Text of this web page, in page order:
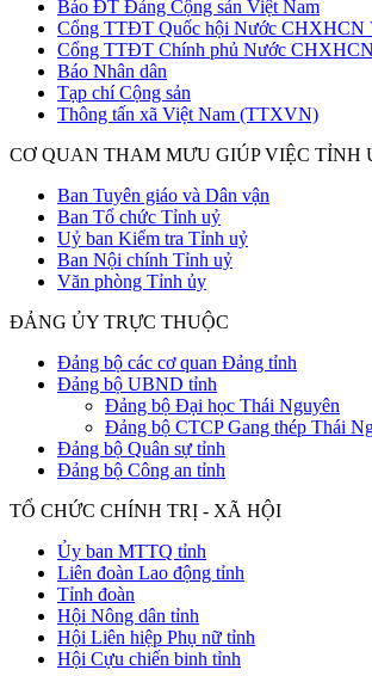
Báo ĐT Đảng Cộng sản Việt Nam
Cổng TTĐT Quốc hội Nước CHXHCN
Cổng TTĐT Chính phủ Nước
Báo Nhân dân
Tạp chí Cộng sản
Thông tấn xã Việt Nam (TTXVN)
CƠ QUAN THAM MƯU GIÚP VIỆC TỈNH
Ban Tuyên giáo và Dân vận
Ban Tổ chức Tỉnh uỷ
Uỷ ban Kiểm tra Tỉnh uỷ
Ban Nội chính Tỉnh uỷ
Văn phòng Tỉnh ủy
ĐẢNG ỦY TRỰC THUỘC
Đảng bộ các cơ quan Đảng tỉnh
Đảng bộ UBND tỉnh
Đảng bộ Đại học Thái Nguyên
Đảng bộ CTCP Gang thép Thái
Đảng bộ Quân sự tỉnh
Đảng bộ Công an tỉnh
TỔ CHỨC CHÍNH TRỊ - XÃ HỘI
Ủy ban MTTQ tỉnh
Liên đoàn Lao động tỉnh
Tỉnh đoàn
Hội Nông dân tỉnh
Hội Liên hiệp Phụ nữ tỉnh
Hội Cựu chiến binh tỉnh